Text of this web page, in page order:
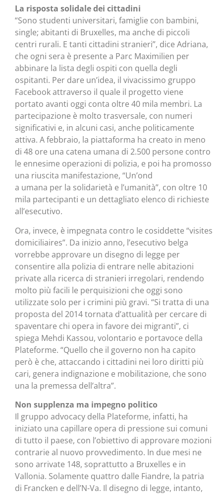
La risposta solidale dei cittadini
“Sono studenti universitari, famiglie con bambini,
single; abitanti di Bruxelles, ma anche di piccoli
centri rurali. E tanti cittadini stranieri”, dice Adriana,
che ogni sera è presente a Parc Maximilien per
abbinare la lista degli ospiti con quella degli
ospitanti. Per dare un’idea, il vivacissimo gruppo
Facebook attraverso il quale il progetto viene
portato avanti oggi conta oltre 40 mila membri. La
partecipazione è molto trasversale, con numeri
significativi e, in alcuni casi, anche politicamente
attiva. A febbraio, la piattaforma ha creato in meno
di 48 ore una catena umana di 2.500 persone contro
le ennesime operazioni di polizia, e poi ha promosso
una riuscita manifestazione, “Un’ond
a umana per la solidarietà e l’umanità”, con oltre 10
mila partecipanti e un dettagliato elenco di richieste
all’esecutivo.
Ora, invece, è impegnata contro le cosiddette “visites
domiciliaires”. Da inizio anno, l’esecutivo belga
vorrebbe approvare un disegno di legge per
consentire alla polizia di entrare nelle abitazioni
private alla ricerca di stranieri irregolari, rendendo
molto più facili le perquisizioni che oggi sono
utilizzate solo per i crimini più gravi. “Si tratta di una
proposta del 2014 tornata d’attualità per cercare di
spaventare chi opera in favore dei migranti”, ci
spiega Mehdi Kassou, volontario e portavoce della
Plateforme. “Quello che il governo non ha capito
però è che, attaccando i cittadini nei loro diritti più
cari, genera indignazione e mobilitazione, che sono
una la premessa dell’altra”.
Non supplenza ma impegno politico
Il gruppo advocacy della Plateforme, infatti, ha
iniziato una capillare opera di pressione sui comuni
di tutto il paese, con l’obiettivo di approvare mozioni
contrarie al nuovo provvedimento. In due mesi ne
sono arrivate 148, soprattutto a Bruxelles e in
Vallonia. Solamente quattro dalle Fiandre, la patria
di Francken e dell’N-Va. Il disegno di legge, intanto,